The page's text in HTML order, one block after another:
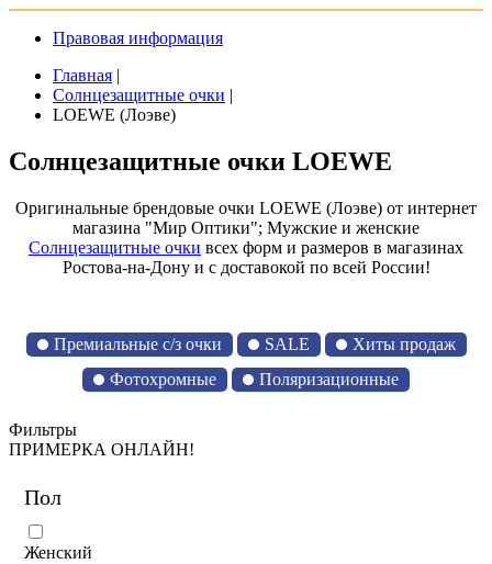
Правовая информация
Главная |
Солнцезащитные очки |
LOEWE (Лоэве)
Солнцезащитные очки LOEWE
Оригинальные брендовые очки LOEWE (Лоэве) от интернет
магазина "Мир Оптики"; Мужские и женские
Солнцезащитные очки всех форм и размеров в магазинах
Ростова-на-Дону и с доставокой по всей России!
Премиальные с/з очки SALE
Хиты продаж
Фотохромные
Поляризационные
Фильтры
ПРИМЕРКА ОНЛАЙН!
Пол
Женский